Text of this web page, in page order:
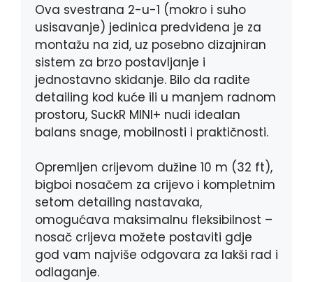
k
e
r
p
Ova svestrana 2-u-1 (mokro i suho
usisavanje) jedinica predviđena je za
montažu na zid, uz posebno dizajniran
sistem za brzo postavljanje i
jednostavno skidanje. Bilo da radite
detailing kod kuće ili u manjem radnom
prostoru, SuckR MINI+ nudi idealan
balans snage, mobilnosti i praktičnosti.
Opremljen crijevom dužine 10 m (32 ft),
bigboi nosačem za crijevo i kompletnim
setom detailing nastavaka,
omogućava maksimalnu fleksibilnost –
nosač crijeva možete postaviti gdje
god vam najviše odgovara za lakši rad i
odlaganje.